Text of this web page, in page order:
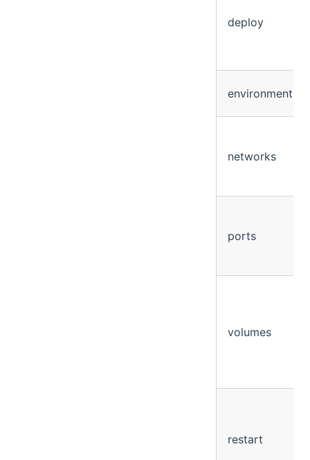
deploy
environment
networks
ports
volumes
restart